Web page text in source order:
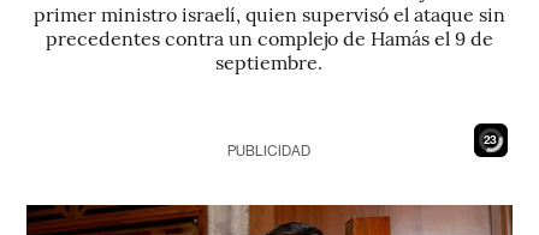
primer ministro israelí, quien supervisó el ataque sin
precedentes contra un complejo de Hamás el 9 de
septiembre.
21
PUBLICIDAD